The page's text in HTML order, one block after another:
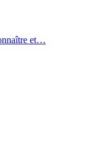
et…